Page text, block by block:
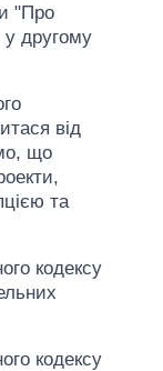
"Про
у другому
від
що
та
кодексу
кодексу